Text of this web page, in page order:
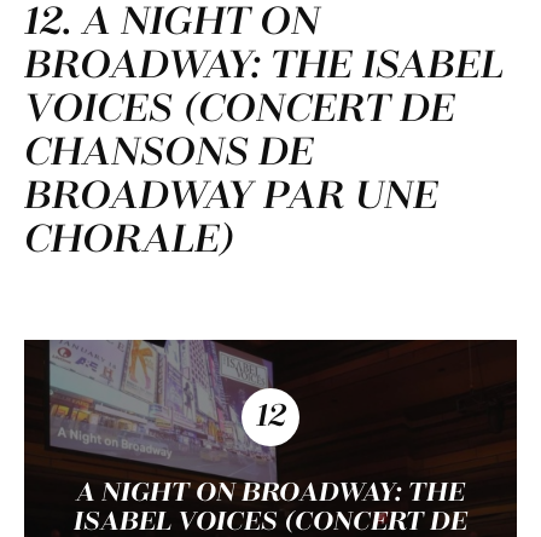
12. A NIGHT ON
BROADWAY: THE ISABEL
VOICES (CONCERT DE
CHANSONS DE
BROADWAY PAR UNE
CHORALE)
12
A NIGHT ON BROADWAY: THE
ISABEL VOICES (CONCERT DE